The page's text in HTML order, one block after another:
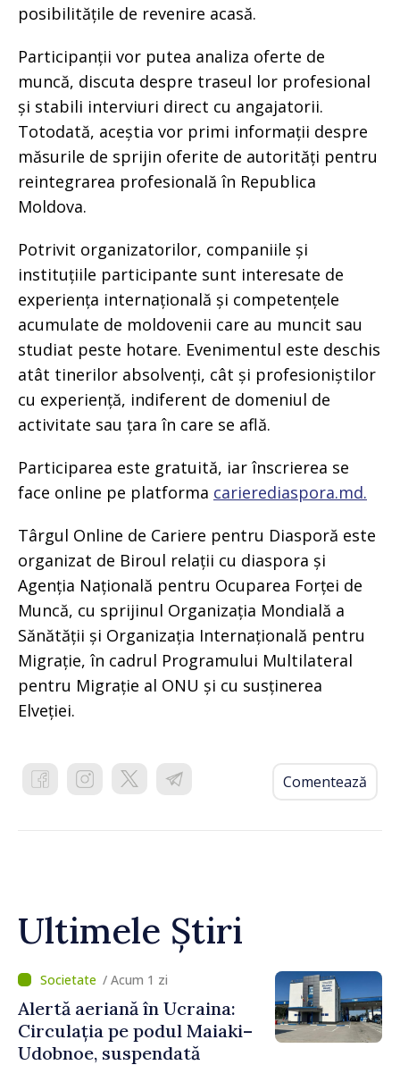
posibilitățile de revenire acasă.
Participanții vor putea analiza oferte de
muncă, discuta despre traseul lor profesional
și stabili interviuri direct cu angajatorii.
Totodată, aceștia vor primi informații despre
măsurile de sprijin oferite de autorități pentru
reintegrarea profesională în Republica
Moldova.
Potrivit organizatorilor, companiile și
instituțiile participante sunt interesate de
experiența internațională și competențele
acumulate de moldovenii care au muncit sau
studiat peste hotare. Evenimentul este deschis
atât tinerilor absolvenți, cât și profesioniștilor
cu experiență, indiferent de domeniul de
activitate sau țara în care se află.
Participarea este gratuită, iar înscrierea se
face online pe platforma carierediaspora.md.
Târgul Online de Cariere pentru Diasporă este
organizat de Biroul relații cu diaspora și
Agenția Națională pentru Ocuparea Forței de
Muncă, cu sprijinul Organizația Mondială a
Sănătății și Organizația Internațională pentru
Migrație, în cadrul Programului Multilateral
pentru Migrație al ONU și cu susținerea
Elveției.
Comentează
Ultimele Știri
/ Acum 1 zi
Alertă aeriană în Ucraina:
Circulația pe podul Maiaki–
Udobnoe, suspendată